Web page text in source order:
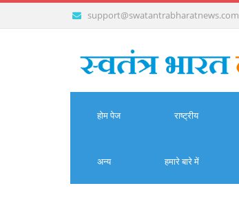
support@swatantrabharatnews.com
होम पेज राष्ट्रीय
अन्य हमारे बारे में